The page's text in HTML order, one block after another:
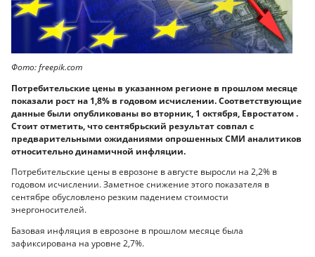
Фото: freepik.com
Потребительские цены в указанном регионе в прошлом месяце
показали рост на 1,8% в годовом исчислении. Соответствующие
данные были опубликованы во вторник, 1 октября, Евростатом .
Стоит отметить, что сентябрьский результат совпал с
предварительными ожиданиями опрошенных СМИ аналитиков
относительно динамичной инфляции.
Потребительские цены в еврозоне в августе выросли на 2,2% в
годовом исчислении. Заметное снижение этого показателя в
сентябре обусловлено резким падением стоимости
энергоносителей.
Базовая инфляция в еврозоне в прошлом месяце была
зафиксирована на уровне 2,7%.